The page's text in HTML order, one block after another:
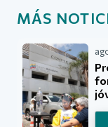
MÁS